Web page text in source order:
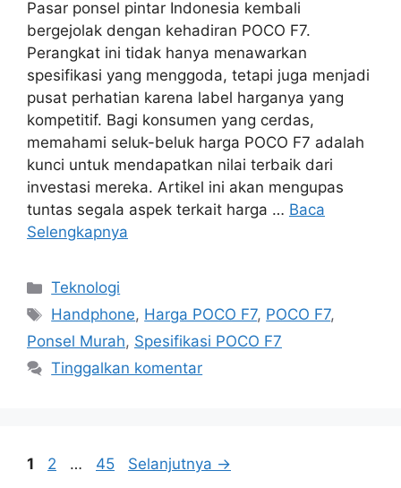
Pasar ponsel pintar Indonesia kembali
bergejolak dengan kehadiran POCO F7.
Perangkat ini tidak hanya menawarkan
spesifikasi yang menggoda, tetapi juga menjadi
pusat perhatian karena label harganya yang
kompetitif. Bagi konsumen yang cerdas,
memahami seluk-beluk harga POCO F7 adalah
kunci untuk mendapatkan nilai terbaik dari
investasi mereka. Artikel ini akan mengupas
tuntas segala aspek terkait harga … Baca
Selengkapnya
Kategori
Teknologi
Tag
Handphone, Harga POCO F7, POCO F7,
Ponsel Murah, Spesifikasi POCO F7
Tinggalkan komentar
Halaman
1 Halaman
2 … Halaman
45 Selanjutnya →